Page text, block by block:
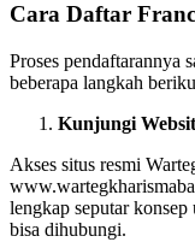
Cara Daftar
Proses pendaftarannya
beberapa langkah
Kunjungi
Akses situs resmi
lengkap seputar
bisa dihubungi.